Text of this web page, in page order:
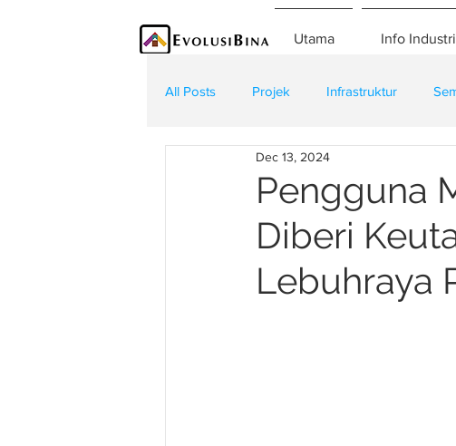
Utama Info Industri
All Posts Projek Infrastruktur
Teknologi Kontraktor
Pengguna
Diberi
Lebuhraya
Dec 13, 2024